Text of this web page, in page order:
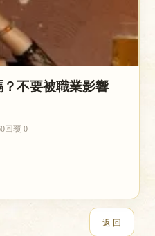
不要被職業影響
回覆 0
返 回